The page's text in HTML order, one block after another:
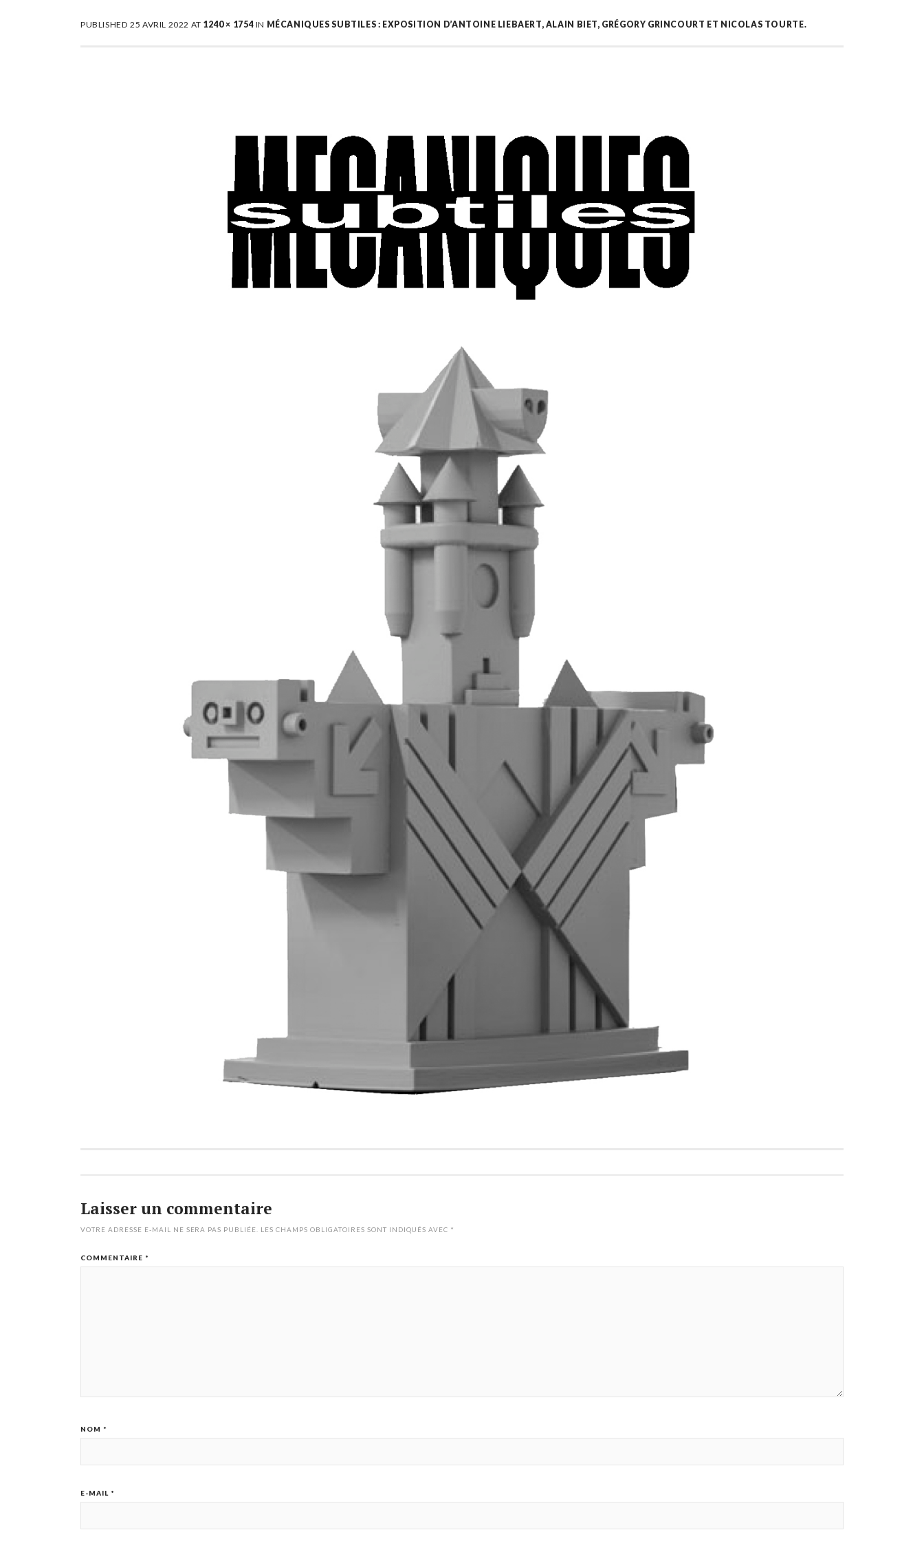
PUBLISHED25 AVRIL 2022 AT 1240 × 1754 IN MÉCANIQUES SUBTILES : EXPOSITION D’ANTOINE LIEBAERT, ALAIN BIET, GRÉGORY GRINCOURT ET NICOLAS TOURTE.
Laisser un commentaire
VOTRE ADRESSE E-MAIL NE SERA PAS PUBLIÉE. LES CHAMPS OBLIGATOIRES SONT INDIQUÉS AVEC *
COMMENTAIRE *
NOM *
E-MAIL *